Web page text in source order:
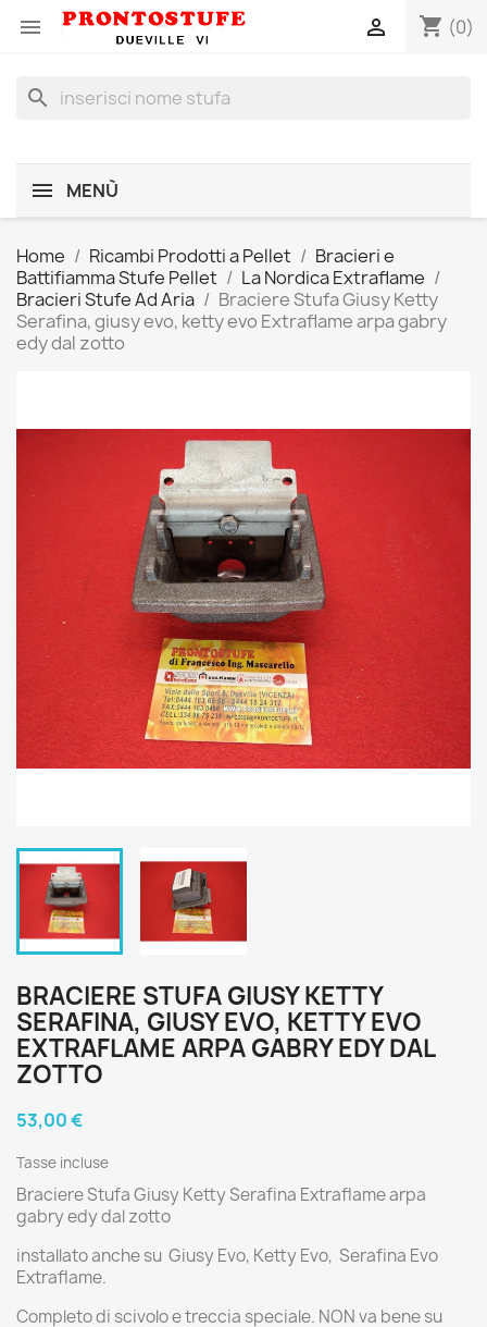
 shopping_cart (0)

search
MENÙ
Home Ricambi Prodotti a Pellet
Bracieri e
Battifiamma Stufe Pellet
La Nordica Extraflame
Bracieri Stufe Ad Aria
Braciere Stufa Giusy Ketty
Serafina, giusy evo, ketty evo Extraflame arpa gabry
edy dal zotto
BRACIERE STUFA GIUSY KETTY
SERAFINA, GIUSY EVO, KETTY EVO
EXTRAFLAME ARPA GABRY EDY DAL
ZOTTO
53,00 €
Tasse incluse
Braciere Stufa Giusy Ketty Serafina Extraflame arpa
gabry edy dal zotto
installato anche su Giusy Evo, Ketty Evo, Serafina Evo
Extraflame.
Completo di scivolo e treccia speciale. NON va bene su